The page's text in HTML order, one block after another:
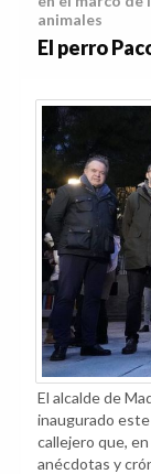
animales
El perro
El alcalde de
inaugurado
callejero que,
anécdotas y